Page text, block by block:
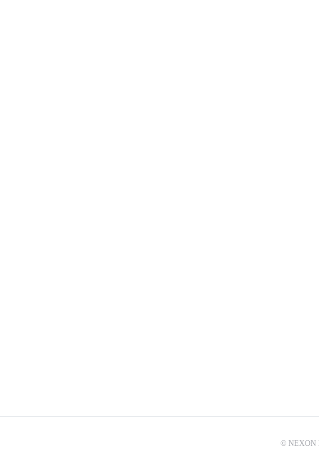
© NEXON